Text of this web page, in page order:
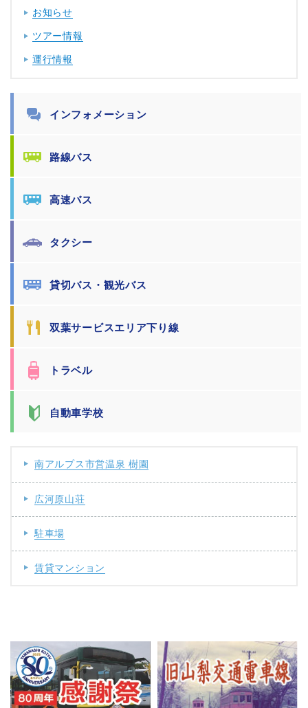
お知らせ
ツアー情報
運行情報
インフォメーション
路線バス
高速バス
タクシー
貸切バス・観光バス
双葉サービスエリア下り線
トラベル
自動車学校
南アルプス市営温泉 樹園
広河原山荘
駐車場
賃貸マンション